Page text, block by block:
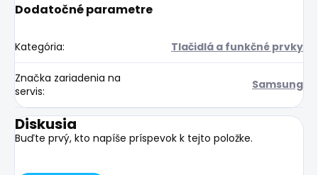
Dodatočné parametre
Kategória: Tlačidlá a funkčné prvky
Značka zariadenia na
servis: Samsung
Diskusia
Buďte prvý, kto napíše príspevok k tejto položke.